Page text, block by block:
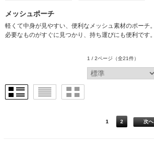
メッシュポーチ
軽くて中身が見やすい、便利なメッシュ素材のポーチ。
必要なものがすぐに見つかり、持ち運びにも便利です。
1 / 2ページ （全21件）
1 2 次へ